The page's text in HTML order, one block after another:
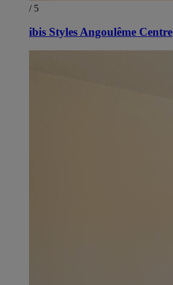
/ 5
ibis Styles Angoulême Centre